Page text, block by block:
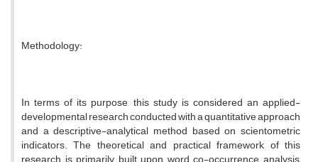
Methodology:
In terms of its purpose, this study is considered an applied-
developmental research conducted with a quantitative approach
and a descriptive-analytical method based on scientometric
indicators. The theoretical and practical framework of this